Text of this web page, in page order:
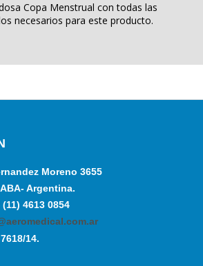
Copa Menstrual con todas las
necesarios para este producto.
Moreno 3655
Argentina.
4613 0854
14.